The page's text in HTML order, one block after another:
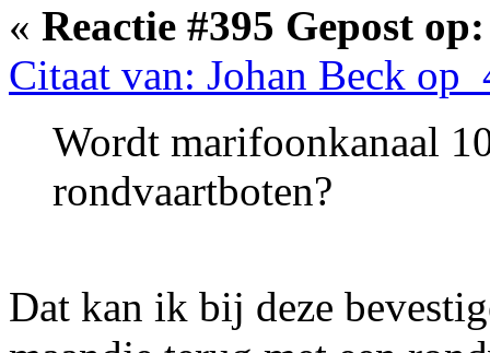
« Reactie #395 Gepost op:
Citaat van: Johan Beck
Wordt marifoonkanaal
rondvaartboten?
Dat kan ik bij deze